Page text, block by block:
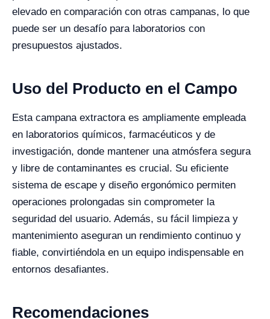
elevado en comparación con otras campanas, lo que
puede ser un desafío para laboratorios con
presupuestos ajustados.
Uso del Producto en el Campo
Esta campana extractora es ampliamente empleada
en laboratorios químicos, farmacéuticos y de
investigación, donde mantener una atmósfera segura
y libre de contaminantes es crucial. Su eficiente
sistema de escape y diseño ergonómico permiten
operaciones prolongadas sin comprometer la
seguridad del usuario. Además, su fácil limpieza y
mantenimiento aseguran un rendimiento continuo y
fiable, convirtiéndola en un equipo indispensable en
entornos desafiantes.
Recomendaciones